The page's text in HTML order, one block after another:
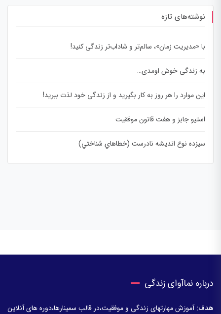
نوشته‌های تازه
با «مدیریت زمان»، سالم‌تر و شاداب‌تر زندگی کنید!
به زندگی خوش اومدی…
این موارد را هر روز به کار بگیرید و از زندگی خود لذت ببرید!
استیو جابز و هفت قانون موفقیت
سيزده نوع انديشه نادرست (خطاهاي شناختي)
درباره نماآوای زندگی
هدف:آموزش مهارتهای زندگی و موفقیت،در قالب سمینارها،دوره های آنلاین